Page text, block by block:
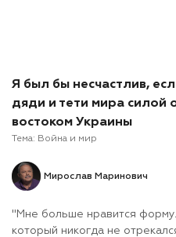
Я был бы несчастлив,
дяди и тети мира силой
востоком Украины
Тема: Война и мир
Мирослав Маринович
"Мне больше нравится
который никогда не